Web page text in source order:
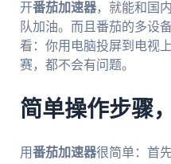
开番茄加速器，就能和国
队加油。而且番茄的多设
看：你用电脑投屏到电视
赛，都不会有问题。
简单操作步骤
用番茄加速器很简单：首